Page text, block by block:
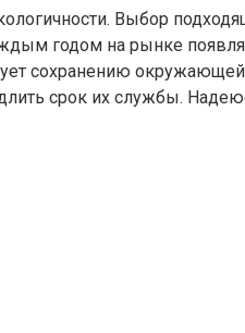
Выбор
годом на рынке
сохранению
срок их службы.